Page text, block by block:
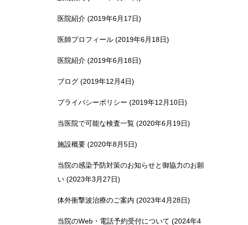
医院紹介 (2019年6月17日)
医師プロフィール (2019年6月18日)
医院紹介 (2019年6月18日)
ブログ (2019年12月4日)
プライバシーポリシー (2019年12月10日)
当医院で可能な検査一覧 (2020年6月19日)
施設概要 (2020年8月5日)
当院の感染予防対策のお知らせと御協力のお願
い (2023年3月27日)
体外衝撃波治療のご案内 (2023年4月28日)
当院のWeb・電話予約受付について (2024年4